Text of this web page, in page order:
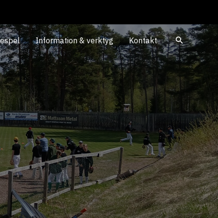
Information & verktyg Kontakt